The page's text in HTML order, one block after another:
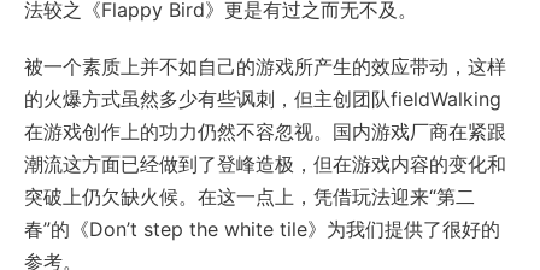
法较之《Flappy Bird》更是有过之而无不及。
被一个素质上并不如自己的游戏所产生的效应带动，这样
的火爆方式虽然多少有些讽刺，但主创团队fieldWalking
在游戏创作上的功力仍然不容忽视。国内游戏厂商在紧跟
潮流这方面已经做到了登峰造极，但在游戏内容的变化和
突破上仍欠缺火候。在这一点上，凭借玩法迎来“第二
春”的《Don’t step the white tile》为我们提供了很好的
参考。